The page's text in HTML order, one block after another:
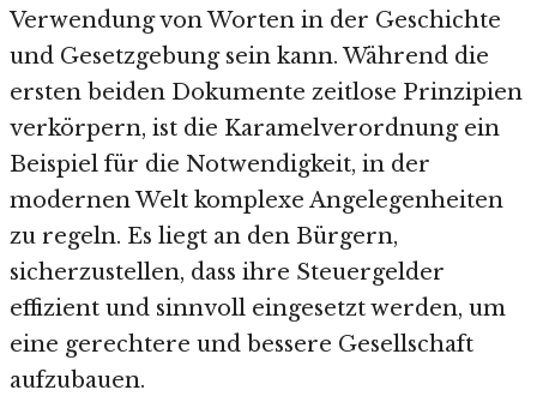
Verwendung von Worten in der Geschichte
und Gesetzgebung sein kann. Während die
ersten beiden Dokumente zeitlose Prinzipien
verkörpern, ist die Karamelverordnung ein
Beispiel für die Notwendigkeit, in der
modernen Welt komplexe Angelegenheiten
zu regeln. Es liegt an den Bürgern,
sicherzustellen, dass ihre Steuergelder
effizient und sinnvoll eingesetzt werden, um
eine gerechtere und bessere Gesellschaft
aufzubauen.